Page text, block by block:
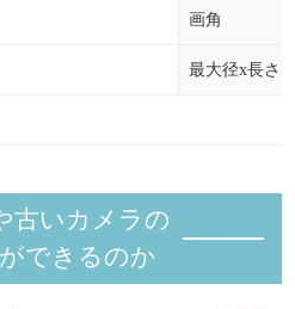
円 5.10%
画角
最大径x長さ
古いカメラの
できるのか